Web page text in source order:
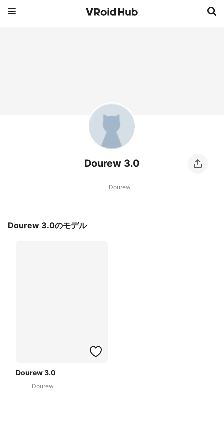
Dourew 3.0
Dourew
Dourew 3.0のモデル
Dourew 3.0
Dourew